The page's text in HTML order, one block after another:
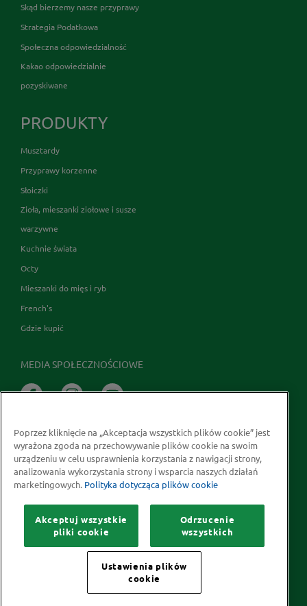
Skąd bierzemy nasze przyprawy
Strategia Podatkowa
Społeczna odpowiedzialność
Kakao odpowiedzialnie
pozyskiwane
PRODUKTY
Musztardy
Przyprawy korzenne
Słoiczki
Zioła, mieszanki ziołowe i susze
warzywne
Kuchnie świata
Octy
Mieszanki do mięs i ryb
French's
Gdzie kupić
MEDIA SPOŁECZNOŚCIOWE
Prawa autorskie © 2026 McCormick Polska S.A.
Informacje na temat ochrony prywatności
Polityka dotycząca plików cookie
Kontakt Mapa Strony
Poprzez kliknięcie na „Akceptacja wszystkich plików cookie” jest
wyrażona zgoda na przechowywanie plików cookie na swoim
urządzeniu w celu usprawnienia korzystania z nawigacji strony,
analizowania wykorzystania strony i wsparcia naszych działań
marketingowych. Polityka dotycząca plików cookie
Akceptuj wszystkie
pliki cookie
Odrzucenie
wszystkich
Ustawienia plików
cookie